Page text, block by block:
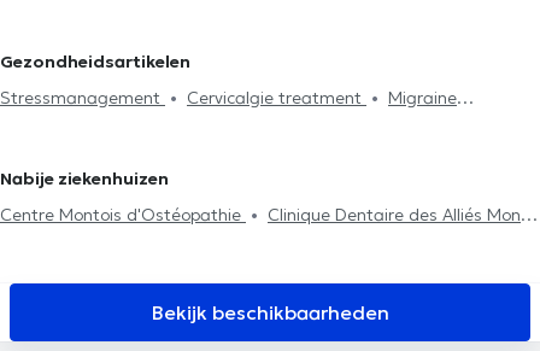
Huisbezoek
Articulatieproblemen
Kaakproblemen
Consultatie zuigelingen
Consultatie
Gezondheidsartikelen
Stressmanagement
Cervicalgie treatment
Migraine
Nabije ziekenhuizen
Centre Μontois d'Ostéopathie
Clinique Dentaire des Alliés Mons
Sport & Vous Centre Périnatal PACHAMAMA
- English consultation
Cabinet Docteur Lecocq
Centre
Bekijk beschikbaarheden